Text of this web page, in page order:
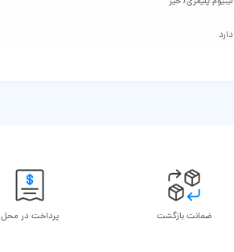
دارد
ضمانت بازگشت پرداخت در محل